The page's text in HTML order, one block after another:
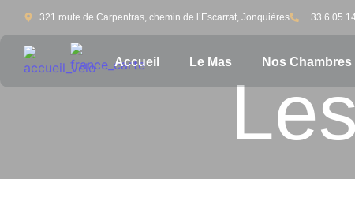
321 route de Carpentras, chemin de l’Escarrat, Jonquières +33 6 05
Accueil Le Mas Nos Chambres